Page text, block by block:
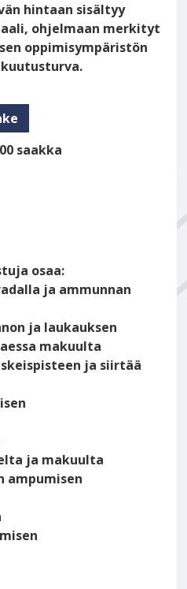
hintaan sisältyy
ohjelmaan merkityt
oppimisympäristön
saakka
osaa:
ja ammunnan
ja laukauksen
makuulta
ja siirtää
ja makuulta
ampumisen